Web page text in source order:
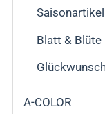
Saisonartikel
Blatt & Blüte
A-COLOR